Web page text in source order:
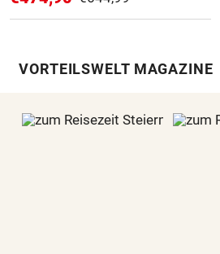
VORTEILSWELT MAGAZINE